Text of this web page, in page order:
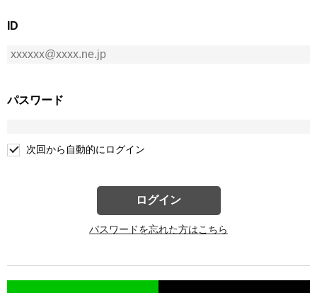
ID
パスワード
次回から自動的にログイン
ログイン
パスワードを忘れた方はこちら